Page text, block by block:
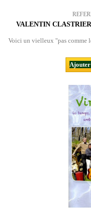
VALENTIN
Voici un vielleux "pas comme